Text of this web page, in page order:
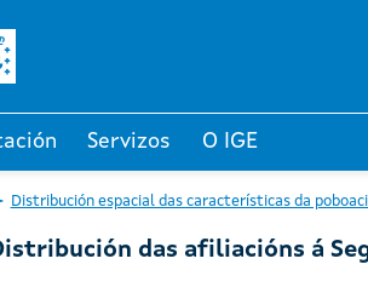
Servizos O IGE
Distribución espacial das características da
das afiliacións á